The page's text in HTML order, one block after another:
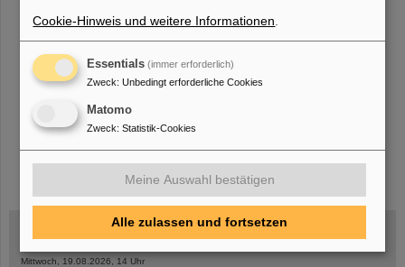
« 1 2 3 4 5 6 7 8 9 10 .... »
Mittwoch, 19.08.2026, 14 Uhr
Cookie-Hinweis und weitere Informationen
Essentials (immer erforderlich)
Zweck: Unbedingt erforderliche Cookies
Matomo
Zweck: Statistik-Cookies
Meine Auswahl bestätigen
Alle zulassen und fortsetzen